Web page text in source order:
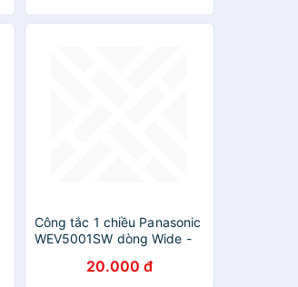
Công tắc 1 chiều Panasonic
WEV5001SW dòng Wide -
20.000 đ